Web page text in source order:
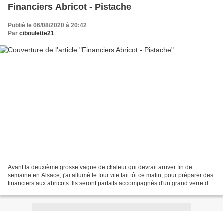
Financiers Abricot - Pistache
Publié le 06/08/2020 à 20:42
Par ciboulette21
Avant la deuxième grosse vague de chaleur qui devrait arriver fin de
semaine en Alsace, j'ai allumé le four vite fait tôt ce matin, pour préparer des
financiers aux abricots. Ils seront parfaits accompagnés d'un grand verre de